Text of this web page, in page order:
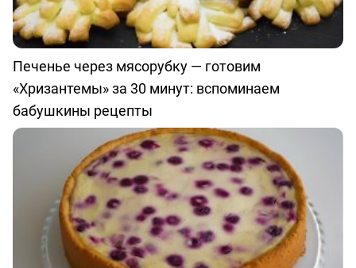
Печенье через мясорубку — готовим
«Хризантемы» за 30 минут: вспоминаем
бабушкины рецепты